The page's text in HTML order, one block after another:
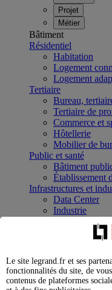
Projet
Métier
Bâtiment
Résidentiel
Habitation
Logement
Logement
Tertiaire
Bureau,
Tertiaire de
Commerce et
Hôtellerie
Mobilier de
Public et santé
Bâtiment
Établissement
Infrastructures et
Data Center
Industrie
Infrastructures
Contrôler et
Répartir et
Legrand Data
expertises au
Le site legrand.fr et ses
fonctionnalités du site, de
contenus de plateformes